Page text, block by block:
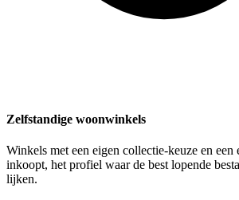
Zelfstandige woonwinkels
Winkels met een eigen collectie-keuze en een
inkoopt, het profiel waar de best lopende
lijken.